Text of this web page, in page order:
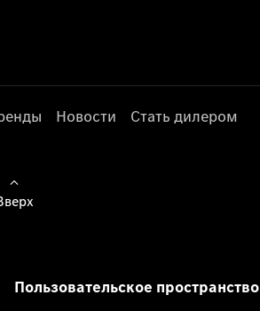
Новости Стать дилером
Пользовательское пространство